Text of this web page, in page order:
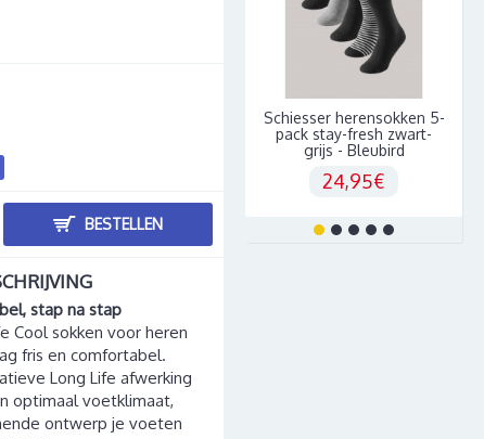
Schiesser herensokken 5-
pack stay-fresh zwart-
grijs - Bleubird
24,95€
BESTELLEN
stap na stap
Cool sokken voor heren
fris en comfortabel.
Long Life afwerking
optimaal voetklimaat,
ontwerp je voeten